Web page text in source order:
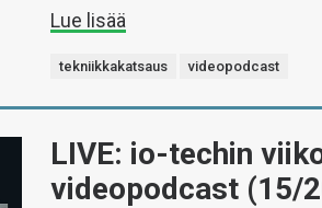
Lue lisää
tekniikkakatsaus videopodcast
LIVE: io-techin
videopodcast (15/